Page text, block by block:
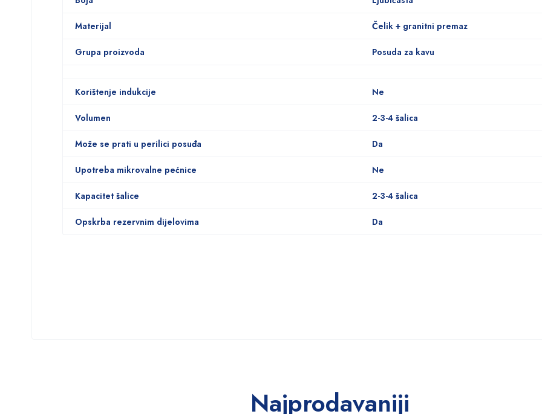
Materijal Čelik + granitni premaz
Grupa proizvoda Posuda za kavu
Korištenje indukcije Ne
Volumen 2-3-4 šalica
Može se prati u perilici posuđa Da
Upotreba mikrovalne pećnice Ne
Kapacitet šalice 2-3-4 šalica
Opskrba rezervnim dijelovima Da
Najprodavaniji